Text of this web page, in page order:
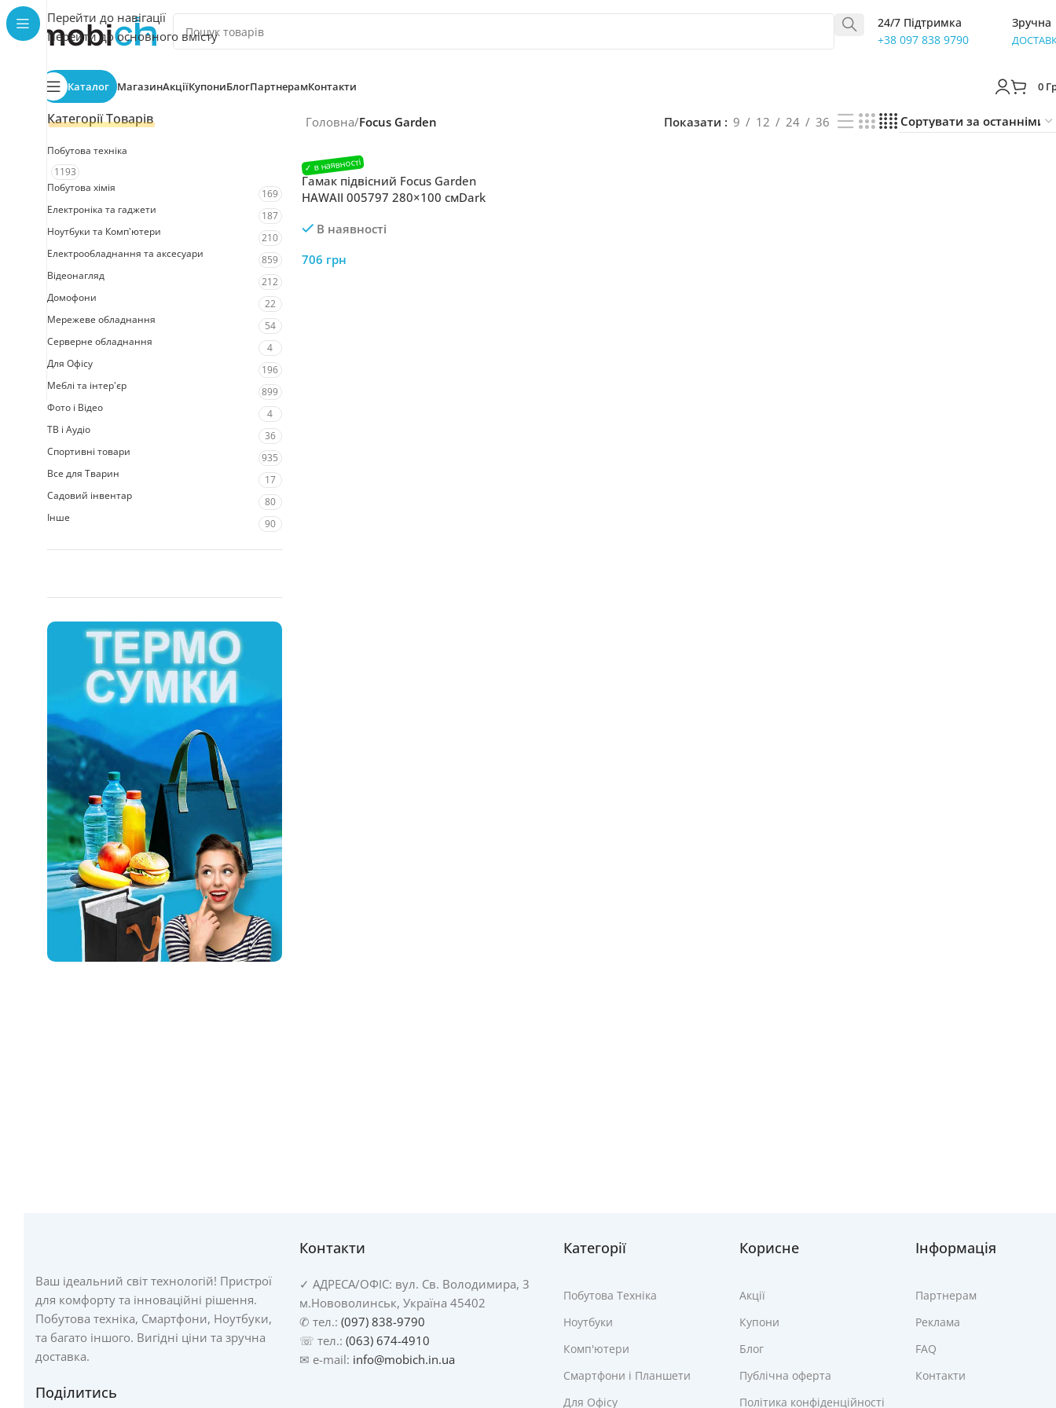
Перейти до навігації
Перейти до основного вмісту
24/7 Підтримка
+38 097 838 9790
Зручна
Каталог МагазинАкціїКупониБлогПартнерамКонтакти 0
Категорії Товарів
Побутова техніка
1193
Побутова хімія
169
Електроніка та гаджети
187
Ноутбуки та Комп'ютери
210
Електрообладнання та аксесуари
859
Відеонагляд
212
Домофони
22
Мережеве обладнання
54
Серверне обладнання
4
Для Офісу
196
Меблі та інтер'єр
899
Фото і Відео
4
ТВ і Аудіо
36
Спортивні товари
935
Все для Тварин
17
Садовий інвентар
80
Інше
90
Головна/Focus Garden Показати 9 12 24 36
Гамак підвісний Focus Garden
HAWAII 005797 280×100 смDark
В наявності
706 грн
Ваш ідеальний світ технологій! Пристрої
для комфорту та інноваційні рішення.
Побутова техніка, Смартфони, Ноутбуки,
та багато іншого. Вигідні ціни та зручна
доставка.
Поділитись
Контакти
✓ АДРЕСА/ОФІС: вул. Св. Володимира, 3
м.Нововолинськ, Україна 45402
✆ тел.: (097) 838-9790
☏ тел.: (063) 674-4910
✉ e-mail: info@mobich.in.ua
Категорії
Побутова Техніка
Ноутбуки
Комп'ютери
Смартфони і Планшети
Для Офісу
Корисне
Акції
Купони
Блог
Публічна оферта
Політика конфіденційності
Інформація
Партнерам
Реклама
FAQ
Контакти